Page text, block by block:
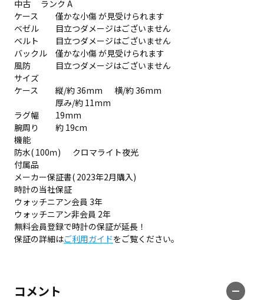
中古 ランク A
ケース
僅かな小傷 が見受けられます
ベゼル
目立つダメージはございません
ベルト
目立つダメージはございません
バックル
僅かな小傷 が見受けられます
風防
目立つダメージはございません
サイズ
ケース
縦/約 36mm 横/約 36mm
厚み/約 11mm
ラグ幅
19mm
腕周り
約 19cm
機能
防水( 100ｍ) クロマライト夜光
付属品
メーカー保証書( 2023年2月購入)
時計の当社保証
ウォッチニアン会員 3年
ウォッチニアン非会員 2年
無料会員登録で時計の保証が延長！
保証の詳細はご利用ガイドをご覧ください。
コメント